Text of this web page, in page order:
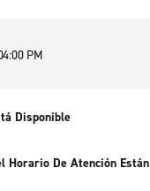
PM
Disponible
Horario De Atención Están